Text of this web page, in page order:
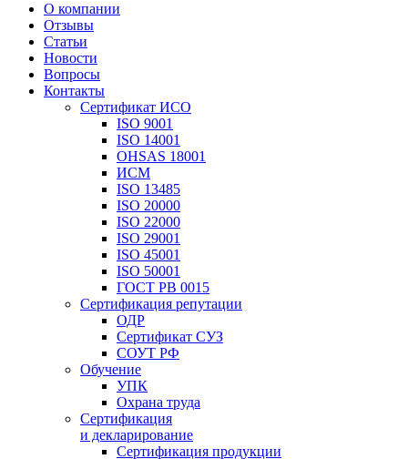
О компании
Отзывы
Статьи
Новости
Вопросы
Контакты
Сертификат ИСО
ISO 9001
ISO 14001
OHSAS 18001
ИСМ
ISO 13485
ISO 20000
ISO 22000
ISO 29001
ISO 45001
ISO 50001
ГОСТ РВ 0015
Сертификация репутации
ОДР
Сертификат СУЗ
СОУТ РФ
Обучение
УПК
Охрана труда
Сертификация
и декларирование
Сертификация продукции